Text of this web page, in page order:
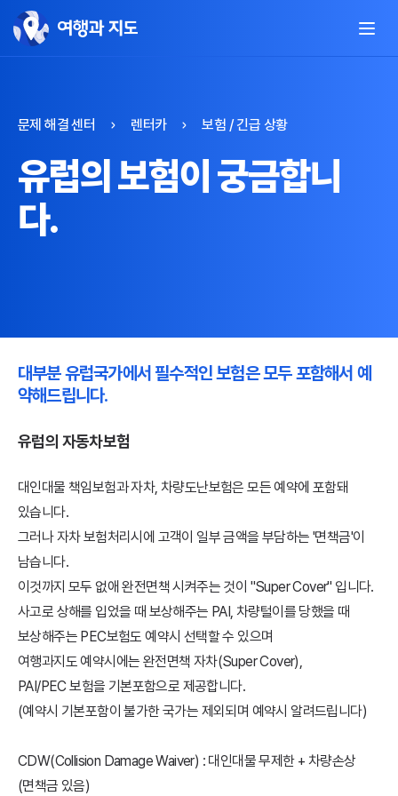
문제 해결 센터 렌터카 보험 / 긴급 상황
유럽의 보험이 궁금합니
다.
대부분 유럽국가에서 필수적인 보험은 모두 포함해서 예
약해드립니다.
유럽의 자동차보험
대인대물 책임보험과 자차, 차량도난보험은 모든 예약에 포함돼
있습니다.
그러나 자차 보험처리시에 고객이 일부 금액을 부담하는 '면책금'이
남습니다.
이것까지 모두 없애 완전면책 시켜주는 것이 "Super Cover" 입니다.
사고로 상해를 입었을 때 보상해주는 PAI, 차량털이를 당했을 때
보상해주는 PEC보험도 예약시 선택할 수 있으며
여행과지도 예약시에는 완전면책 자차(Super Cover),
PAI/PEC 보험을 기본포함으로 제공합니다.
(예약시 기본포함이 불가한 국가는 제외되며 예약시 알려드립니다)
CDW(Collision Damage Waiver) : 대인대물 무제한 + 차량손상
(면책금 있음)